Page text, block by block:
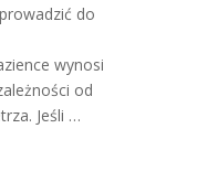
do
wynosi
od
Jeśli …